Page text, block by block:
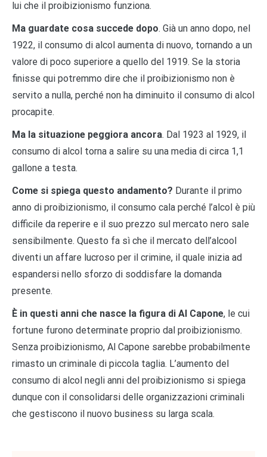
lui che il proibizionismo funziona.
Ma guardate cosa succede dopo. Già un anno dopo, nel
1922, il consumo di alcol aumenta di nuovo, tornando a un
valore di poco superiore a quello del 1919. Se la storia
finisse qui potremmo dire che il proibizionismo non è
servito a nulla, perché non ha diminuito il consumo di alcol
procapite.
Ma la situazione peggiora ancora. Dal 1923 al 1929, il
consumo di alcol torna a salire su una media di circa 1,1
gallone a testa.
Come si spiega questo andamento? Durante il primo
anno di proibizionismo, il consumo cala perché l’alcol è più
difficile da reperire e il suo prezzo sul mercato nero sale
sensibilmente. Questo fa sì che il mercato dell’alcool
diventi un affare lucroso per il crimine, il quale inizia ad
espandersi nello sforzo di soddisfare la domanda
presente.
È in questi anni che nasce la figura di Al Capone, le cui
fortune furono determinate proprio dal proibizionismo.
Senza proibizionismo, Al Capone sarebbe probabilmente
rimasto un criminale di piccola taglia. L’aumento del
consumo di alcol negli anni del proibizionismo si spiega
dunque con il consolidarsi delle organizzazioni criminali
che gestiscono il nuovo business su larga scala.